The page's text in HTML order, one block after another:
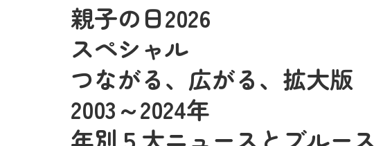
親子の日2026
スペシャル
つながる、広がる、拡大版
2003～2024年